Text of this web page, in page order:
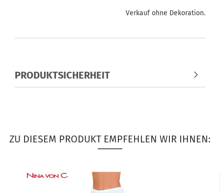
Verkauf ohne Dekoration.
PRODUKTSICHERHEIT
ZU DIESEM PRODUKT EMPFEHLEN WIR IHNEN: